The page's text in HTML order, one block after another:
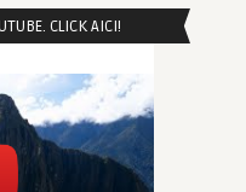
CLICK AICI!